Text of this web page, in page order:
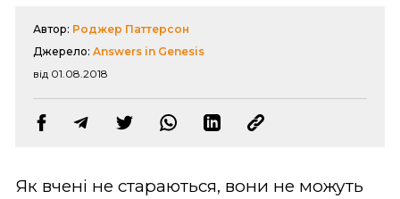
Автор: Роджер Паттерсон
Джерело: Answers in Genesis
від 01.08.2018
Як вчені не стараються, вони не можуть